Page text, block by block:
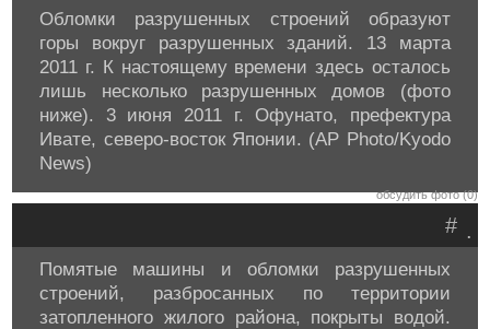
Обломки разрушенных строений образуют
горы вокруг разрушенных зданий. 13 марта
2011 г. К настоящему времени здесь осталось
лишь несколько разрушенных домов (фото
ниже). 3 июня 2011 г. Офунато, префектура
Ивате, северо-восток Японии. (AP Photo/Kyodo
News)
обсудить фото (0)
.
#
Помятые машины и обломки разрушенных
строений, разбросанных по территории
затопленного жилого района, покрыты водой.